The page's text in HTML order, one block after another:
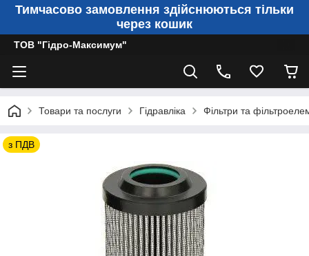
Тимчасово замовлення здійснюються тільки
через кошик
ТОВ "Гідро-Максимум"
Товари та послуги Гідравліка Фільтри та
з ПДВ